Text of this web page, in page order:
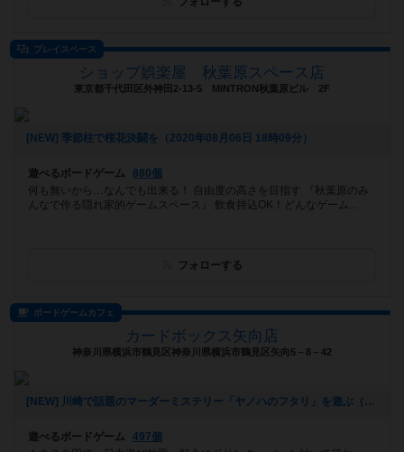
プレイスペース
ショップ娯楽屋 秋葉原スペース店
東京都千代田区外神田2-13-5 MINTRON秋葉原ビル 2F
[NEW] 季節柱で桜花決闘を（2020年08月06日 18時09分）
遊べるボードゲーム
880個
何も無いから…なんでも出来る！ 自由度の高さを目指す 『秋葉原のみ
んなで作る隠れ家的ゲームスペース』 飲食持込OK！どんなゲーム...
フォローする
ボードゲームカフェ
カードボックス矢向店
神奈川県横浜市鶴見区神奈川県横浜市鶴見区矢向5－8－42
[NEW] 川崎で話題のマーダーミステリー「ヤノハのフタリ」を遊ぶ（2020年07月26日 15時36分）
遊べるボードゲーム
497個